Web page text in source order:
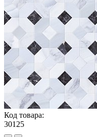
Код товара:
30125